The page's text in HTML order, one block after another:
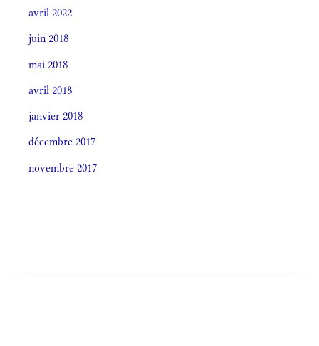
avril 2022
juin 2018
mai 2018
avril 2018
janvier 2018
décembre 2017
novembre 2017